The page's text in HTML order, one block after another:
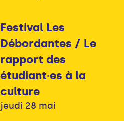
Festival Les
Débordantes / Le
rapport des
étudiant·es à la
culture
jeudi 28 mai